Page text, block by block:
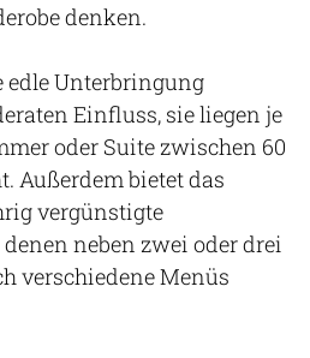
denken.
edle Unterbringung
Einfluss, sie liegen je
oder Suite zwischen 60
Außerdem bietet das
vergünstigte
neben zwei oder drei
verschiedene Menüs